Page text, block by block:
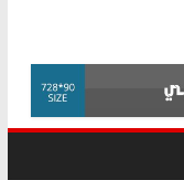
لرصد الانتهاكات
وانتهاء أعمال
الإنسان يعلن
زهران.. ويؤكد:
العادلة